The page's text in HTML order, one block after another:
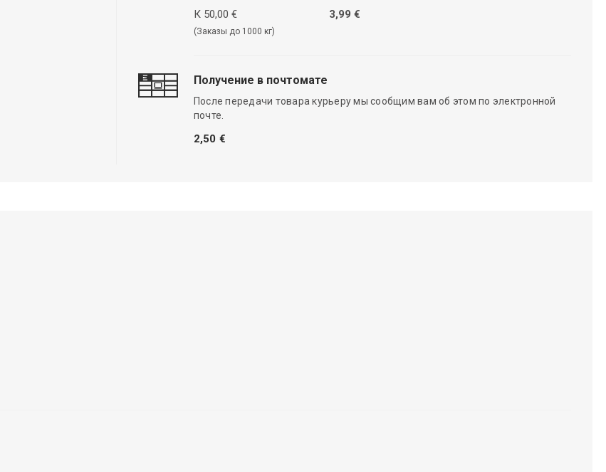
К 50,00 €
(Заказы до 1000 кг)
3,99 €
Получение в почтомате
После передачи товара курьеру мы сообщим вам об этом по электронной
почте.
2,50 €